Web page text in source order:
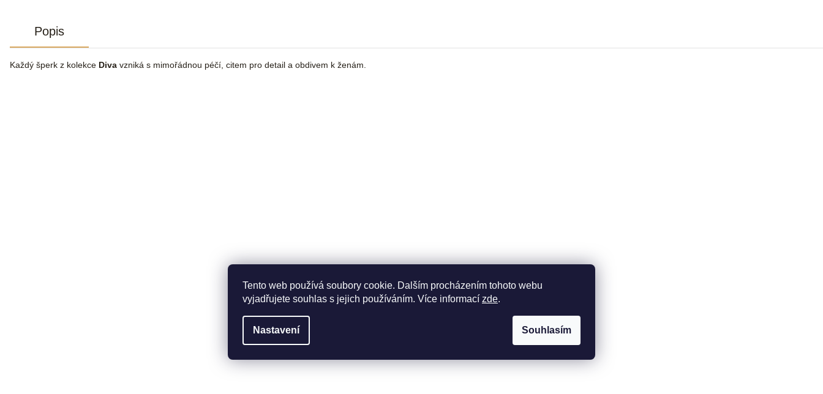
Tento web používá soubory cookie. Dalším procházením tohoto webu
vyjadřujete souhlas s jejich používáním. Více informací zde.
Nastavení Souhlasím
Popis
Každý šperk z kolekce Diva vzniká s mimořádnou péčí, citem pro detail a obdivem k ženám.